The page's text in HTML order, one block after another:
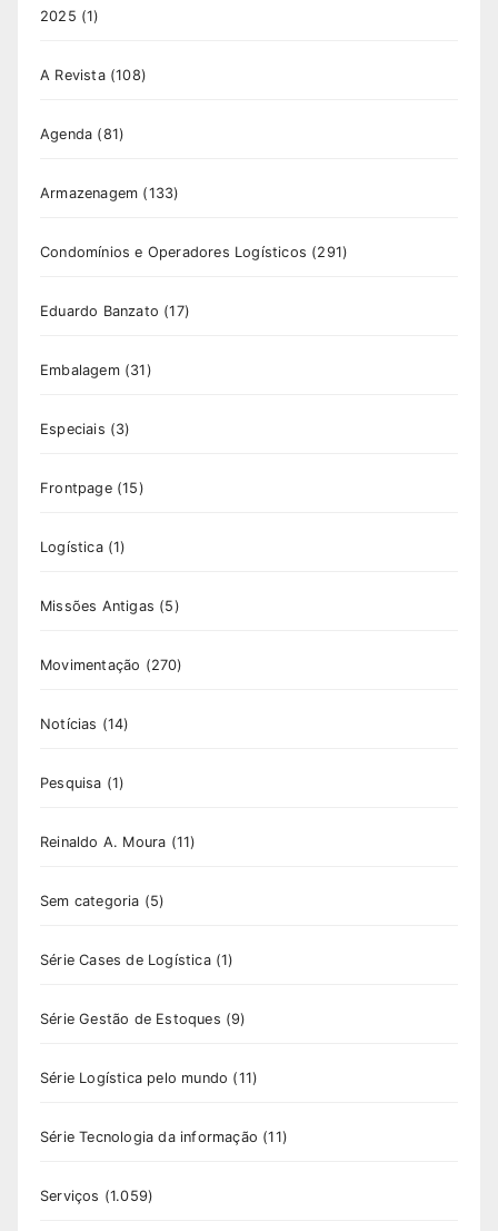
2025 (1)
A Revista(108)
Agenda (81)
Armazenagem (133)
Condomínios e Operadores Logísticos (291)
Eduardo Banzato (17)
Embalagem(31)
Especiais (3)
Frontpage(15)
Logística(1)
Missões Antigas (5)
Movimentação (270)
Notícias (14)
Pesquisa (1)
Reinaldo A. Moura (11)
Sem categoria (5)
Série Cases de Logística(1)
Série Gestão de Estoques (9)
Série Logística pelo mundo (11)
Série Tecnologia da informação (11)
Serviços (1.059)